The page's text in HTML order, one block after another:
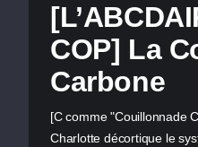
COP] La
Carbone
[C comme "Couillonnade
Charlotte décortique le